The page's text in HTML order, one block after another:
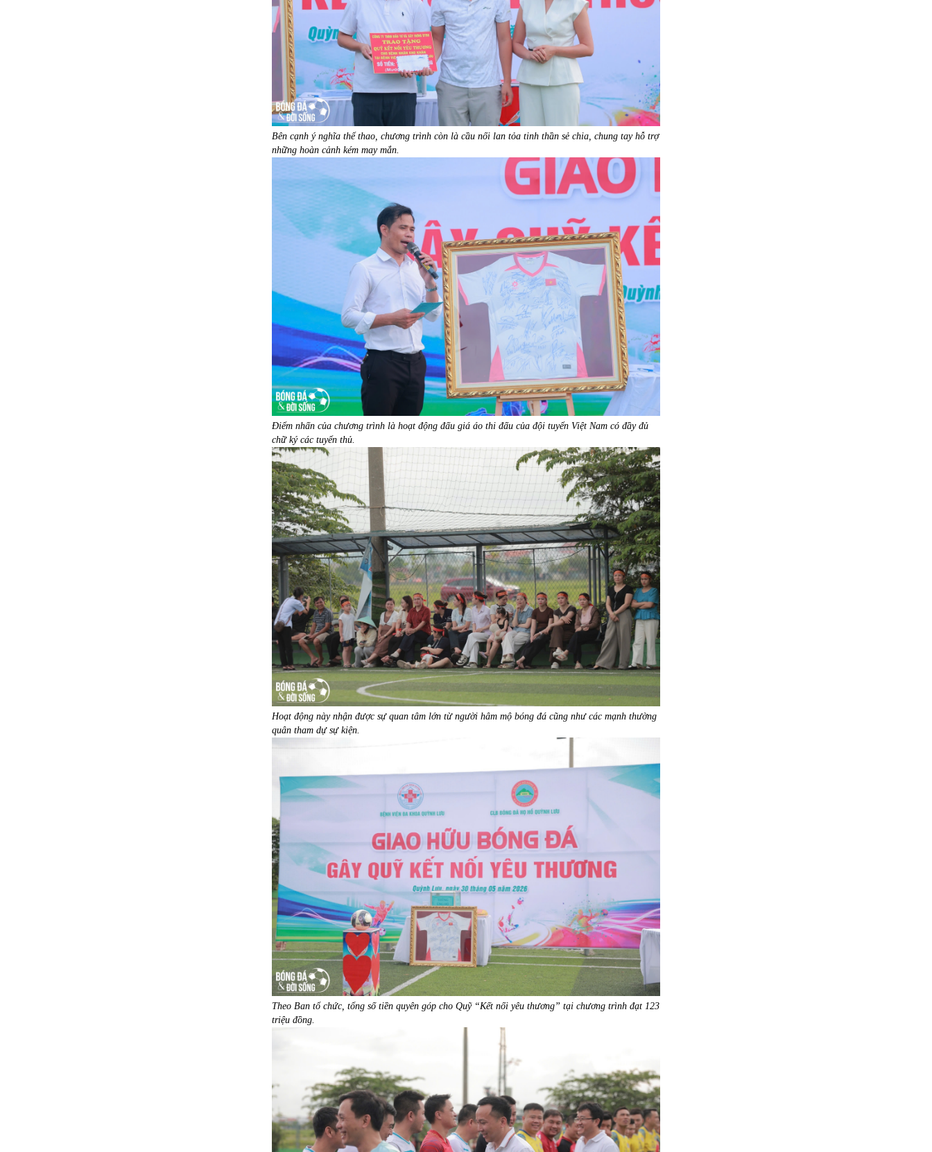
Bên cạnh ý nghĩa thể thao, chương trình còn là cầu nối lan tỏa tinh thần sẻ chia, chung tay hỗ trợ
những hoàn cảnh kém may mắn.
Điểm nhấn của chương trình là hoạt động đấu giá áo thi đấu của đội tuyển Việt Nam có đầy đủ
chữ ký các tuyển thủ.
Hoạt động này nhận được sự quan tâm lớn từ người hâm mộ bóng đá cũng như các mạnh thường
quân tham dự sự kiện.
Theo Ban tổ chức, tổng số tiền quyên góp cho Quỹ “Kết nối yêu thương” tại chương trình đạt 123
triệu đồng.